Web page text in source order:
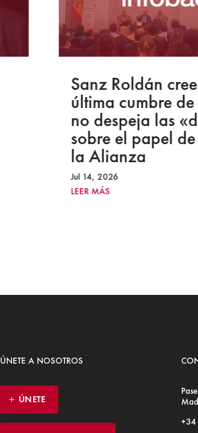
Sanz Roldán
última cumbre
no despeja las
sobre el papel de
la Alianza
Jul 14, 2026
LEER MÁS
ÚNETE A NOSOTROS
ÚNETE